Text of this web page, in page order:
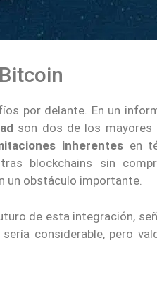
por delante. En un
son dos de los mayores
inherentesen
blockchains sin
un obstáculo importante.
de esta integración,
considerable, pero